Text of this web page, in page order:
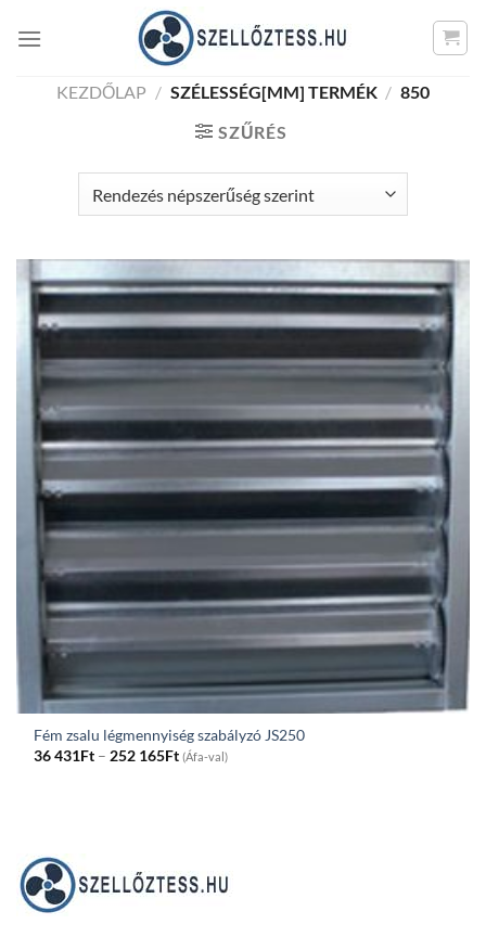
KEZDŐLAP / SZÉLESSÉG[MM] TERMÉK / 850
SZŰRÉS
Fém zsalu légmennyiség szabályzó JS250
36 431Ft – 252 165FtPrice
range:
(Áfa-val)